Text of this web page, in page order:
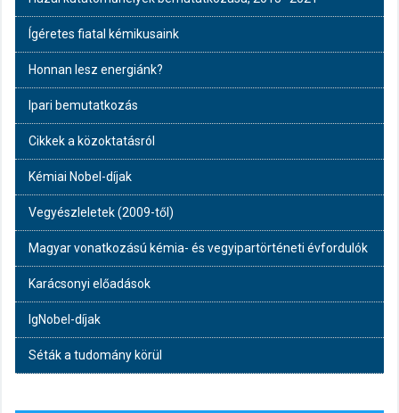
Ígéretes fiatal kémikusaink
Honnan lesz energiánk?
Ipari bemutatkozás
Cikkek a közoktatásról
Kémiai Nobel-díjak
Vegyészleletek (2009-től)
Magyar vonatkozású kémia- és vegyipartörténeti évfordulók
Karácsonyi előadások
IgNobel-díjak
Séták a tudomány körül